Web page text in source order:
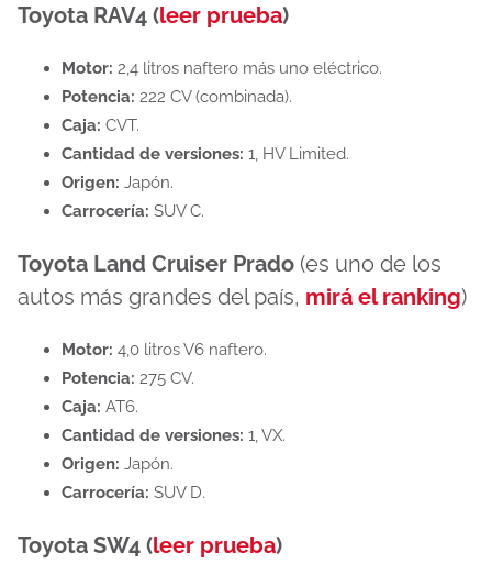
Toyota RAV4 (leer prueba)
Motor: 2,4 litros naftero más uno eléctrico.
Potencia: 222 CV (combinada).
Caja: CVT.
Cantidad de versiones: 1, HV Limited.
Origen: Japón.
Carrocería: SUV C.
Toyota Land Cruiser Prado (es uno de los
autos más grandes del país, mirá el ranking)
Motor: 4,0 litros V6 naftero.
Potencia: 275 CV.
Caja: AT6.
Cantidad de versiones: 1, VX.
Origen: Japón.
Carrocería: SUV D.
Toyota SW4 (leer prueba)